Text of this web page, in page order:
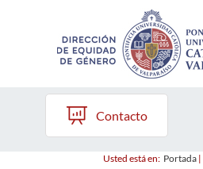
Contacto
Usted está en: Portada|